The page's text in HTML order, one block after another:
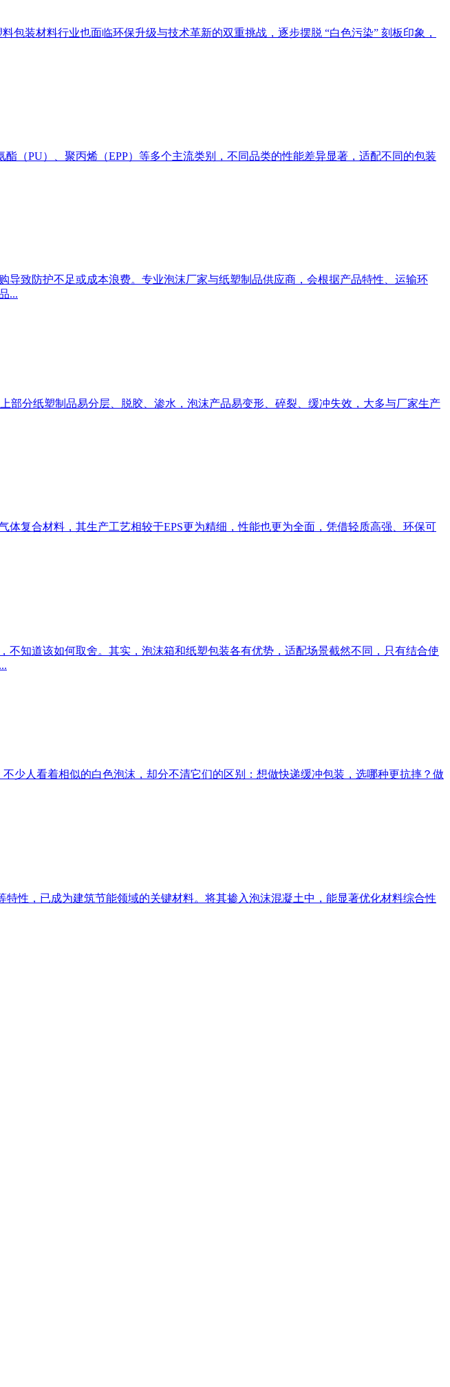
装材料行业也面临环保升级与技术革新的双重挑战，逐步摆脱 “白色污染” 刻板印象，
（PU）、聚丙烯（EPP）等多个主流类别，不同品类的性能差异显著，适配不同的包装
致防护不足或成本浪费。专业泡沫厂家与纸塑制品供应商，会根据产品特性、运输环
...
部分纸塑制品易分层、脱胶、渗水，泡沫产品易变形、碎裂、缓冲失效，大多与厂家生产
复合材料，其生产工艺相较于EPS更为精细，性能也更为全面，凭借轻质高强、环保可
知道该如何取舍。其实，泡沫箱和纸塑包装各有优势，适配场景截然不同，只有结合使
少人看着相似的白色泡沫，却分不清它们的区别：想做快递缓冲包装，选哪种更抗摔？做
性，已成为建筑节能领域的关键材料。将其掺入泡沫混凝土中，能显著优化材料综合性